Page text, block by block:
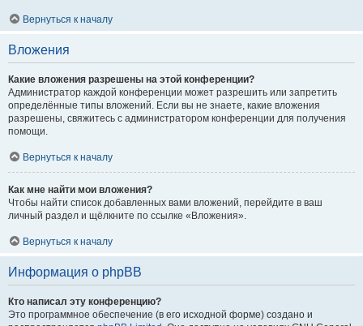
Вернуться к началу
Вложения
Какие вложения разрешены на этой конференции?
Администратор каждой конференции может разрешить или запретить
определённые типы вложений. Если вы не знаете, какие вложения
разрешены, свяжитесь с администратором конференции для получения
помощи.
Вернуться к началу
Как мне найти мои вложения?
Чтобы найти список добавленных вами вложений, перейдите в ваш
личный раздел и щёлкните по ссылке «Вложения».
Вернуться к началу
Информация о phpBB
Кто написал эту конференцию?
Это программное обеспечение (в его исходной форме) создано и